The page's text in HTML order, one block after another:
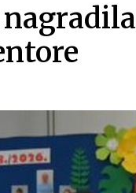
nagradila